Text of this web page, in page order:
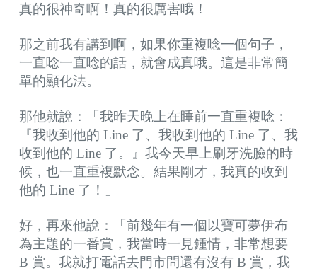
真的很神奇啊！真的很厲害哦！
那之前我有講到啊，如果你重複唸一個句子，
一直唸一直唸的話，就會成真哦。這是非常簡
單的顯化法。
那他就說：「我昨天晚上在睡前一直重複唸：
『我收到他的 Line 了、我收到他的 Line 了、我
收到他的 Line 了。』我今天早上刷牙洗臉的時
候，也一直重複默念。結果剛才，我真的收到
他的 Line 了！」
好，再來他說：「前幾年有一個以寶可夢伊布
為主題的一番賞，我當時一見鍾情，非常想要
B 賞。我就打電話去門市問還有沒有 B 賞，我